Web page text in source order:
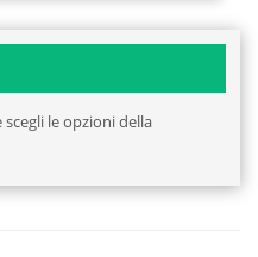
le opzioni della